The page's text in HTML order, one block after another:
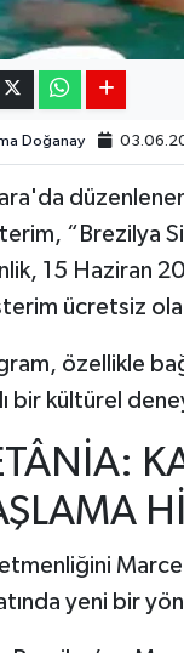
Doğanay
“Brezilya
15 Haziran
ücretsiz
özellikle
bir kültürel
yeni bir